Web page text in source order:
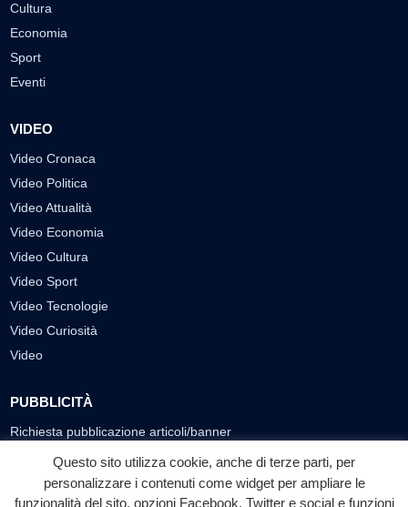
Cultura
Economia
Sport
Eventi
VIDEO
Video Cronaca
Video Politica
Video Attualità
Video Economia
Video Cultura
Video Sport
Video Tecnologie
Video Curiosità
Video
PUBBLICITÀ
Richiesta pubblicazione articoli/banner
SEGUICI SUI SOCIAL
Questo sito utilizza cookie, anche di terze parti, per
personalizzare i contenuti come widget per ampliare le
funzionalità del sito, opzioni Facebook, Twitter e social e funzioni